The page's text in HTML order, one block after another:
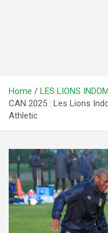
Home
LES LIONS
CAN 2025 : Les Lions
Athletic